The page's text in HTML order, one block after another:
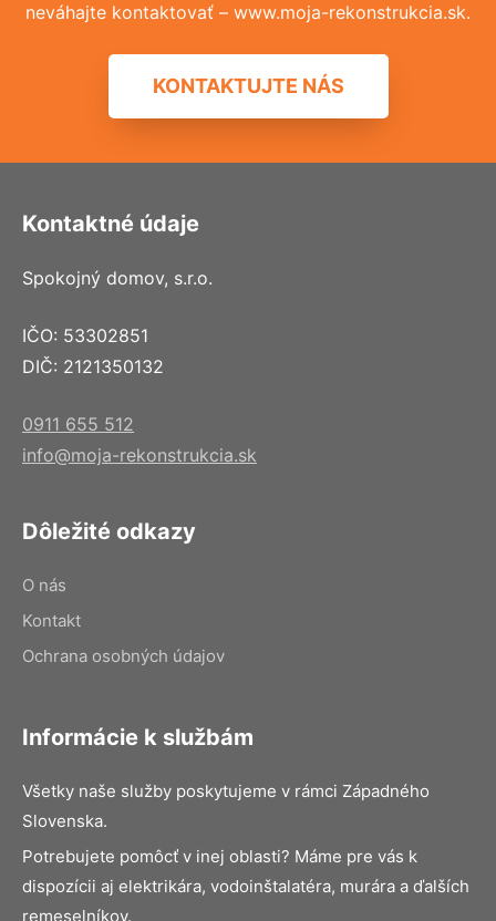
neváhajte kontaktovať – www.moja-rekonstrukcia.sk.
KONTAKTUJTE NÁS
Kontaktné údaje
Spokojný domov, s.r.o.
IČO: 53302851
DIČ: 2121350132
0911 655 512
info@moja-rekonstrukcia.sk
Dôležité odkazy
O nás
Kontakt
Ochrana osobných údajov
Informácie k službám
Všetky naše služby poskytujeme v rámci Západného
Slovenska.
Potrebujete pomôcť v inej oblasti? Máme pre vás k
dispozícii aj elektrikára, vodoinštalatéra, murára a ďalších
remeselníkov.